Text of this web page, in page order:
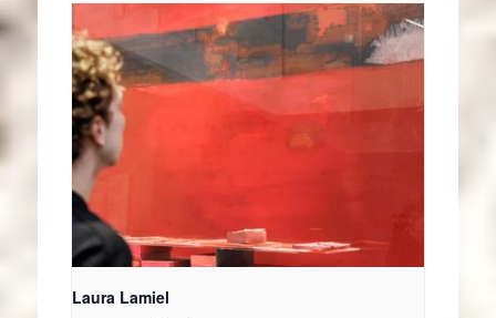
Laura Lamiel